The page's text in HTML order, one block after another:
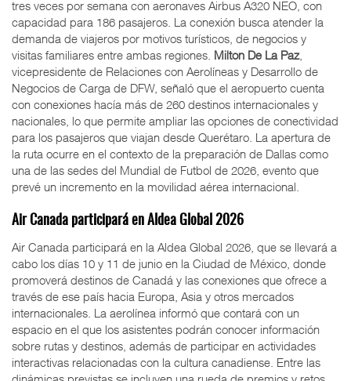
tres veces por semana con aeronaves Airbus A320 NEO, con
capacidad para 186 pasajeros. La conexión busca atender la
demanda de viajeros por motivos turísticos, de negocios y
visitas familiares entre ambas regiones. Milton De La Paz,
vicepresidente de Relaciones con Aerolíneas y Desarrollo de
Negocios de Carga de DFW, señaló que el aeropuerto cuenta
con conexiones hacía más de 260 destinos internacionales y
nacionales, lo que permite ampliar las opciones de conectividad
para los pasajeros que viajan desde Querétaro. La apertura de
la ruta ocurre en el contexto de la preparación de Dallas como
una de las sedes del Mundial de Futbol de 2026, evento que
prevé un incremento en la movilidad aérea internacional.
Air Canada participará en Aldea Global 2026
Air Canada participará en la Aldea Global 2026, que se llevará a
cabo los días 10 y 11 de junio en la Ciudad de México, donde
promoverá destinos de Canadá y las conexiones que ofrece a
través de ese país hacia Europa, Asia y otros mercados
internacionales. La aerolínea informó que contará con un
espacio en el que los asistentes podrán conocer información
sobre rutas y destinos, además de participar en actividades
interactivas relacionadas con la cultura canadiense. Entre las